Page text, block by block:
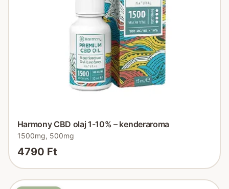
Harmony CBD olaj 1-10% – kenderaroma
1500mg, 500mg
4790 Ft